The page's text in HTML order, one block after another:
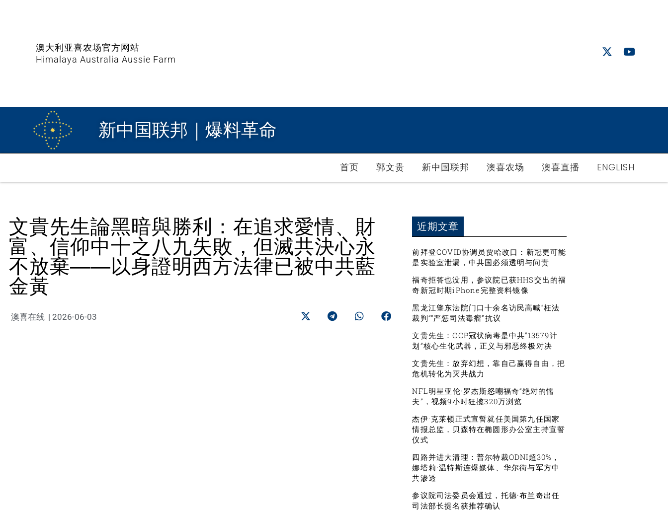
澳大利亚喜农场官方网站
Himalaya Australia Aussie Farm
新中国联邦｜爆料革命
首页 郭文贵 新中国联邦 澳喜农场 澳喜直播 ENGLISH
文貴先生論黑暗與勝利：在追求愛情、財
富、信仰中十之八九失敗，但滅共決心永
不放棄——以身證明西方法律已被中共藍
金黃
澳喜在线 | 2026-06-03
近期文章
前拜登COVID协调员贾哈改口：新冠更可能
是实验室泄漏，中共国必须透明与问责
福奇拒答也没用，参议院已获HHS交出的福
奇新冠时期iPhone完整资料镜像
黑龙江肇东法院门口十余名访民高喊“枉法
裁判”“严惩司法毒瘤”抗议
文贵先生：CCP冠状病毒是中共“13579计
划”核心生化武器，正义与邪恶终极对决
文贵先生：放弃幻想，靠自己赢得自由，把
危机转化为灭共战力
NFL明星亚伦·罗杰斯怒嘲福奇“绝对的懦
夫”，视频9小时狂揽320万浏览
杰伊·克莱顿正式宣誓就任美国第九任国家
情报总监，贝森特在椭圆形办公室主持宣誓
仪式
四路并进大清理：普尔特裁ODNI超30%，
娜塔莉·温特斯连爆媒体、华尔街与军方中
共渗透
参议院司法委员会通过，托德·布兰奇出任
司法部长提名获推荐确认